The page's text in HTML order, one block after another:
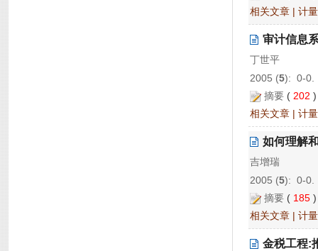
相关文章 | 计
审计信息
丁世平
2005 (5): 0-0.
摘要 ( 202
相关文章 | 计
如何理解
吉增瑞
2005 (5): 0-0.
摘要 ( 185
相关文章 | 计
金税工程: